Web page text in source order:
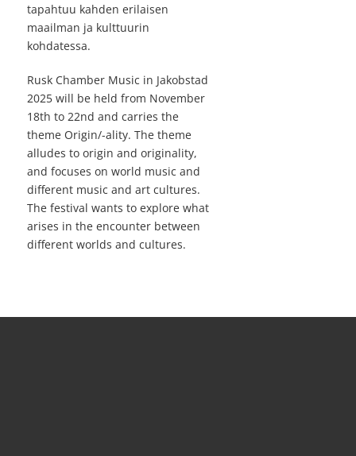
tapahtuu kahden erilaisen
maailman ja kulttuurin
kohdatessa.
Rusk Chamber Music in Jakobstad
2025 will be held from November
18th to 22nd and carries the
theme Origin/-ality. The theme
alludes to origin and originality,
and focuses on world music and
different music and art cultures.
The festival wants to explore what
arises in the encounter between
different worlds and cultures.